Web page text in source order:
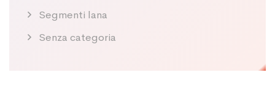
Segmenti lana
Senza categoria